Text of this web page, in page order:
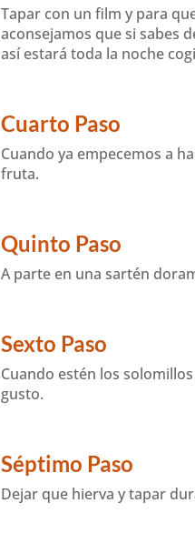
Tapar con un film y para
aconsejamos que si sabes
así estará toda la noche
Cuarto Paso
Cuando ya empecemos a
fruta.
Quinto Paso
A parte en una sartén
Sexto Paso
Cuando estén los
gusto.
Séptimo Paso
Dejar que hierva y tapar